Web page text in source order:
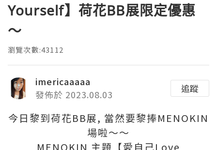
Yourself】荷花BB展限定優惠
～
瀏覽次數:43112
imericaaaaa
發佈於 2023.08.03
追蹤
今日黎到荷花BB展, 當然要黎捧MENOKIN
場啦～～
MENOKIN 主題【愛自己Love